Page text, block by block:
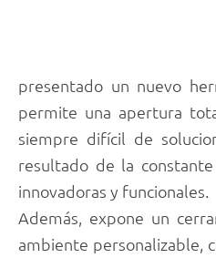
presentado un nuevo
permite una apertura
siempre difícil de
resultado de la
innovadoras y funcionales.
Además, expone un
ambiente personalizable,